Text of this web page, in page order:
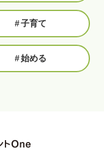
#子育て
#始める